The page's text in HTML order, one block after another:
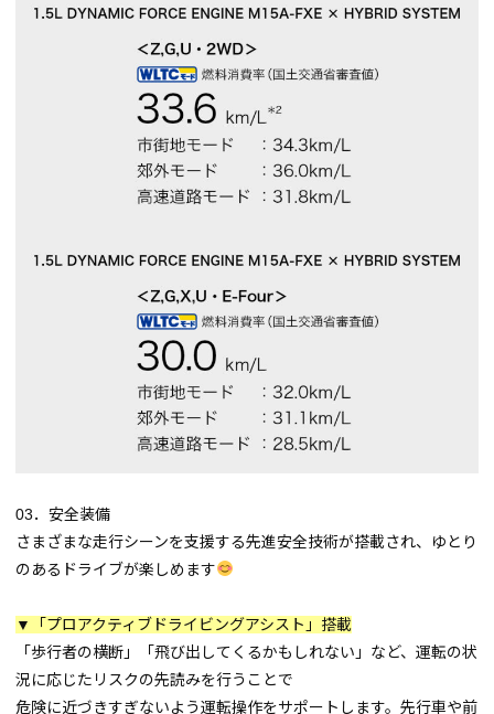
03．安全装備
さまざまな走行シーンを支援する先進安全技術が搭載され、ゆとり
のあるドライブが楽しめます
▼「プロアクティブドライビングアシスト」搭載
「歩行者の横断」「飛び出してくるかもしれない」など、運転の状
況に応じたリスクの先読みを行うことで
危険に近づきすぎないよう運転操作をサポートします。先行車や前